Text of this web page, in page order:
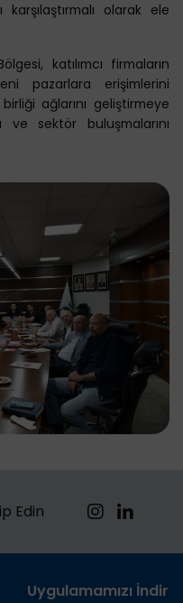
olarak ele
katılımcı firmaların
pazarlara erişimlerini
ağlarını geliştirmeye
ve sektör buluşmalarını
Edin
Uygulamamızı İndirin